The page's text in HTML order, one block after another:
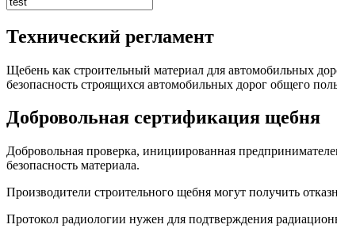
Технический регламент
Щебень как строительный материал для автомобильных
безопасность строящихся автомобильных дорог общего
Добровольная сертификация щебня
Добровольная проверка, инициированная
безопасность материала.
Производители строительного щебня могут получить
Протокол радиологии нужен для подтверждения